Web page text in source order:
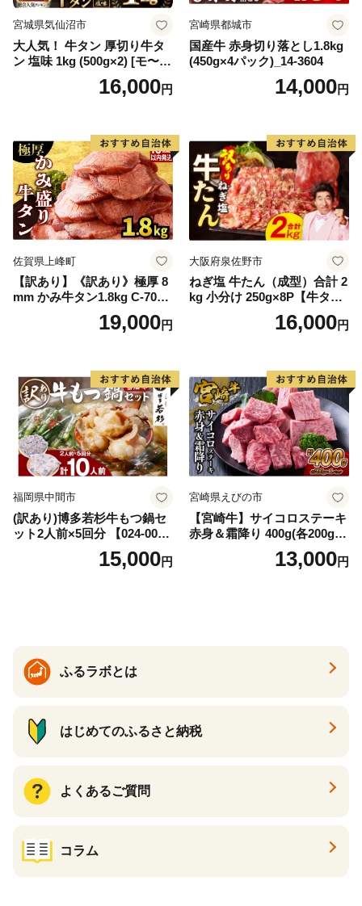
宮城県気仙沼市
大人気！ 牛タン 厚切り牛タ
ン 塩味 1kg (500g×2) [モ〜ラ
ンド 宮城県 気仙沼市 205646
60] 肉 牛肉 精肉 牛たん 牛タ
厚切り タン
16,000円
宮崎県都城市
国産牛 赤身切り落とし1.8kg
(450g×4パック)_14-3604
14,000円
佐賀県上峰町
【訳あり】《訳あり》極厚 8
mm かみ牛タン1.8kg C-709-
19,000円
大阪府泉佐野市
ねぎ塩 牛たん（成型）合計 2
kg 小分け 250g×8P【牛タン
牛肉 焼肉用 薄切り 訳あり サ
16,000円
福岡県中間市
(訳あり)博多若杉牛もつ鍋セ
ット2人前×5回分 【024-002
15,000円
宮崎県えびの市
【宮崎牛】サイコロステーキ
赤身＆霜降り 400g(各200g×
１P 計2P) 真空パック 冷凍
13,000円
ふるラボとは
はじめてのふるさと納税
よくあるご質問
コラム